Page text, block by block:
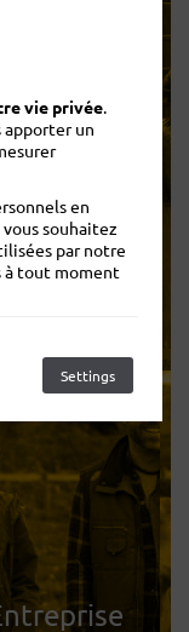
et
vie privée
apporter un
en
souhaitez
par notre
à tout moment
Settings